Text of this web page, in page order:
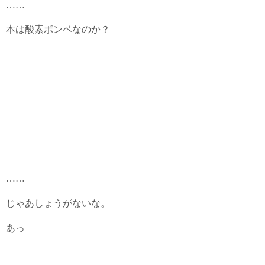
……
本は酸素ボンベなのか？
……
じゃあしょうがないな。
あっ